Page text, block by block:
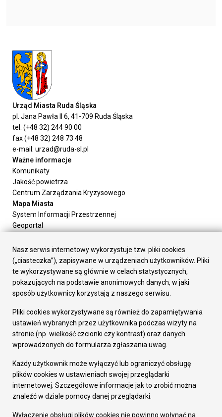
Urząd Miasta Ruda Śląska
pl. Jana Pawła II 6, 41-709 Ruda Śląska
tel. (+48 32) 244 90 00
fax (+48 32) 248 73 48
e-mail: urzad@ruda-sl.pl
Ważne informacje
Komunikaty
Jakość powietrza
Centrum Zarządzania Kryzysowego
Mapa Miasta
System Informacji Przestrzennej
Geoportal
Załatw sprawę
Prezydent Miasta
Rada Miasta
Wydziały
Elektroniczna Skrzynka Podawcza
Gospodarka
Fundusze europejskie
Środki krajowe
Oferty inwestycyjne
Pozostałe
Deklaracja dostępności
Dane osobowe
Dodaj opinię o witrynie
Nasz serwis internetowy wykorzystuje tzw. pliki cookies
(„ciasteczka”), zapisywane w urządzeniach użytkowników. Pliki
te wykorzystywane są głównie w celach statystycznych,
pokazujących na podstawie anonimowych danych, w jaki
sposób użytkownicy korzystają z naszego serwisu.
Pliki cookies wykorzystywane są również do zapamiętywania
ustawień wybranych przez użytkownika podczas wizyty na
stronie (np. wielkość czcionki czy kontrast) oraz danych
wprowadzonych do formularza zgłaszania uwag.
Każdy użytkownik może wyłączyć lub ograniczyć obsługę
plików cookies w ustawieniach swojej przeglądarki
internetowej. Szczegółowe informacje jak to zrobić można
znaleźć w dziale pomocy danej przeglądarki.
Wyłączenie obsługi plików cookies nie powinno wpłynąć na